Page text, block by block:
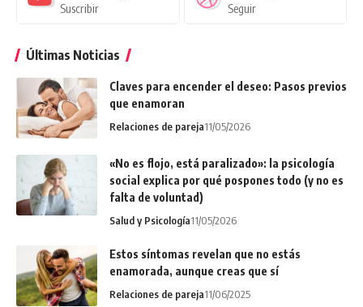
Suscribir Seguir
Últimas Noticias
Claves para encender el deseo: Pasos previos
que enamoran
Relaciones de pareja11/05/2026
«No es flojo, está paralizado»: la psicología
social explica por qué pospones todo (y no es
falta de voluntad)
Salud y Psicología11/05/2026
Estos síntomas revelan que no estás
enamorada, aunque creas que sí
Relaciones de pareja11/06/2025